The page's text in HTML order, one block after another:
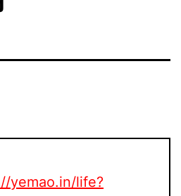
yemao.in/life?